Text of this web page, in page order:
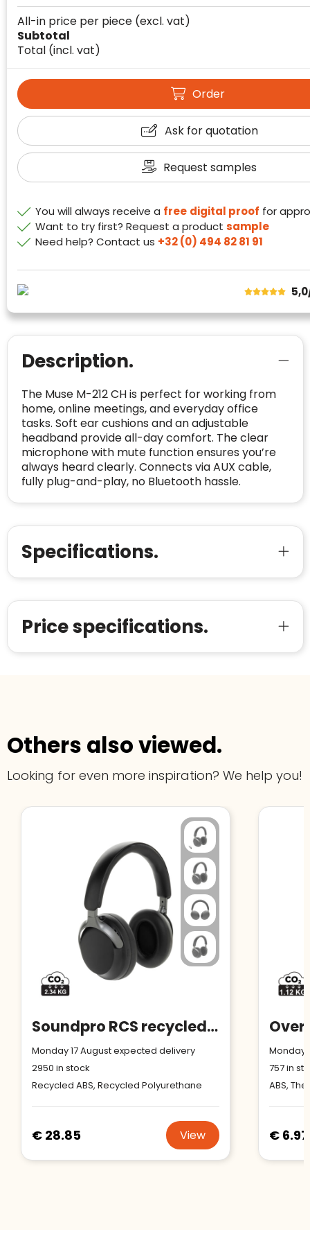
Subtotal
Total (incl. vat)
All-in price per piece (excl. vat)
Order
Ask for quotation
Request samples
You will always receive a free digital proof for
Want to try first? Request a product sample
Need help? Contact us +32 (0) 494 82 81 91
Description.
The Muse M-212 CH is perfect for working from
home, online meetings, and everyday office
tasks. Soft ear cushions and an adjustable
headband provide all-day comfort. The clear
microphone with mute function ensures you’re
always heard clearly. Connects via AUX cable,
fully plug-and-play, no Bluetooth hassle.
Specifications.
Price specifications.
Others also viewed.
Looking for even more inspiration? We help you!
Soundpro RCS recycled plastic ANC headphone
Monday 17 August expected delivery
2950 in stock
Recycled ABS, Recycled Polyurethane
€ 28.85 View
Monday
757in
ABS,
€ 6.97
Klantenbeoordelingen laten zien hoe een
website in het algemeen aan de behoeften
van klanten voldoet.
Trustindex werkt samen met 137
beoordelingsplatforms om
websitebezoekers toegang te geven tot
echte, geverifieerde beoordelingen op één
Alleen beoordelingen die voldoen aan de
richtlijnen van Trustindex en waarvan
bewezen is dat ze spamvrij zijn worden door
Trustindex meet voortdurend de
beoordelingen. Minder dan 1% van de
ondervraagde klanten meldde een
probleem.
CONTACTGEGEVENS
Telefoonnummer
mailadres:
BEDRIJFSGEGEVENS
Bedrijfsnaam: Linkkado
Domein: linkkado.be
onderneming:
Aantal werknemers: 1-10
Trustindex-certificaat
2026-04-22
Trustindex controleert websites voortdurend
Blacklist Geen site op de zwarte lijst
Geldig SSL-certificaat
Spam E-mail is spamvrij
Websites die consequent een hoog niveau
van klanttevredenheid handhaven en
voldoen aan een hoog niveau van
veiligheidsprotocol, kunnen Trustindex-
certificaat verkrijgen. Zoekt u bij het winkelen
naar de certificaten van Trustindex en koopt u
met vertrouwen!
Meer informatie»
Bouwt u vertrouwen op en verhoogt u uw
Meer informatie»